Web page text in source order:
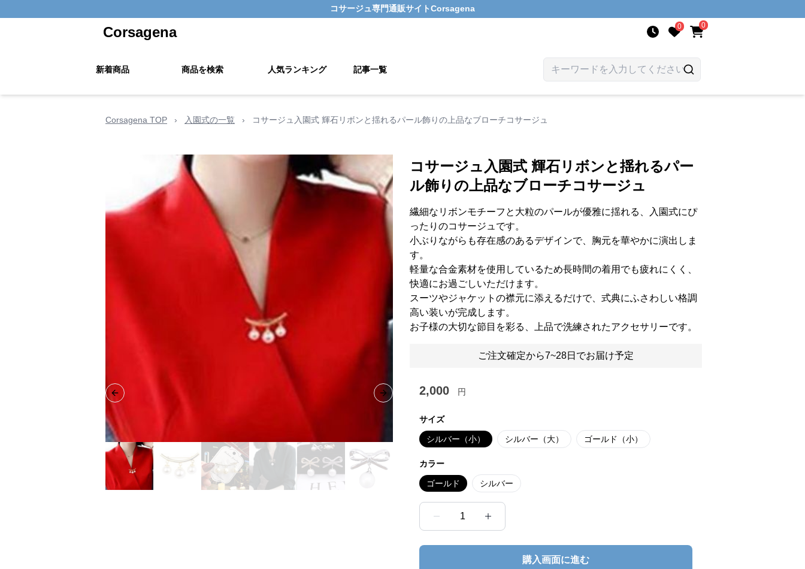
コサージュ専門通販サイトCorsagena
Corsagena 0 0
新着商品 商品を検索 人気ランキング 記事一覧
Corsagena TOP › 入園式の一覧 › コサージュ入園式 輝石リボンと揺れるパール飾りの上品なブローチコサージュ
Previous slide Next slide
コサージュ入園式 輝石リボンと揺れるパー
ル飾りの上品なブローチコサージュ
繊細なリボンモチーフと大粒のパールが優雅に揺れる、入園式にぴ
ったりのコサージュです。
小ぶりながらも存在感のあるデザインで、胸元を華やかに演出しま
す。
軽量な合金素材を使用しているため長時間の着用でも疲れにくく、
快適にお過ごしいただけます。
スーツやジャケットの襟元に添えるだけで、式典にふさわしい格調
高い装いが完成します。
お子様の大切な節目を彩る、上品で洗練されたアクセサリーです。
ご注文確定から7~28日でお届け予定
2,000 円
サイズ
シルバー（小） シルバー（大） ゴールド（小）
カラー
ゴールド シルバー
1
購入画面に進む